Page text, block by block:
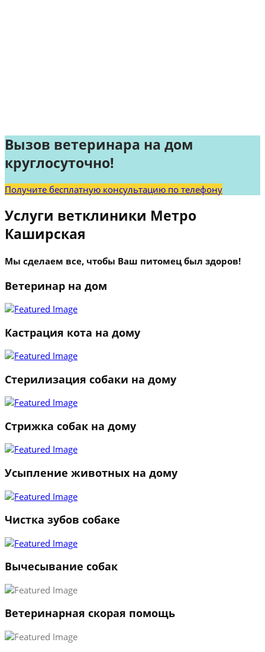
Вызов ветеринара на дом
круглосуточно!
Получите бесплатную консультацию по телефону
Услуги ветклиники Метро
Каширская
Мы сделаем все, чтобы Ваш питомец был здоров!
Ветеринар на дом
Кастрация кота на дому
Стерилизация собаки на дому
Стрижка собак на дому
Усыпление животных на дому
Чистка зубов собаке
Вычесывание собак
Ветеринарная скорая помощь